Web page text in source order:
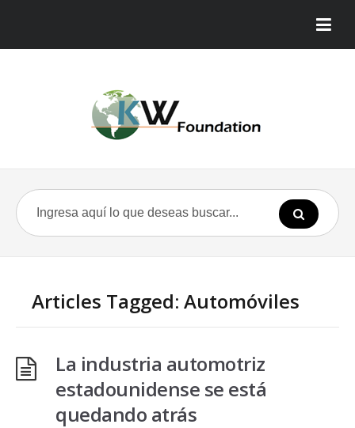
Articles Tagged: Automóviles
La industria automotriz
estadounidense se está
quedando atrás